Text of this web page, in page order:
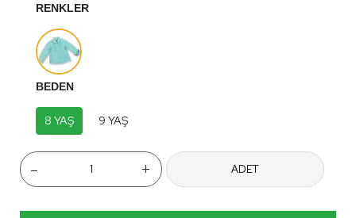
RENKLER
BEDEN
8 YAŞ 9 YAŞ
- + ADET